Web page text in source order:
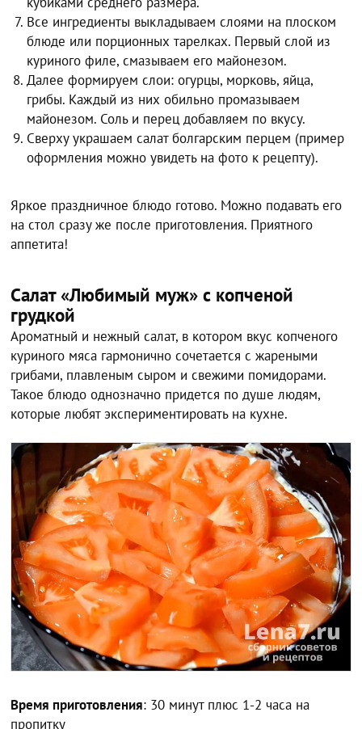
Все ингредиенты выкладываем слоями на плоском
блюде или порционных тарелках. Первый слой из
куриного филе, смазываем его майонезом.
Далее формируем слои: огурцы, морковь, яйца,
грибы. Каждый из них обильно промазываем
майонезом. Соль и перец добавляем по вкусу.
Сверху украшаем салат болгарским перцем (пример
оформления можно увидеть на фото к рецепту).
Яркое праздничное блюдо готово. Можно подавать его
на стол сразу же после приготовления. Приятного
аппетита!
Салат «Любимый муж» с копченой
грудкой
Ароматный и нежный салат, в котором вкус копченого
куриного мяса гармонично сочетается с жареными
грибами, плавленым сыром и свежими помидорами.
Такое блюдо однозначно придется по душе людям,
которые любят экспериментировать на кухне.
Время приготовления: 30 минут плюс 1-2 часа на
пропитку